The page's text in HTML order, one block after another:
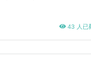
43 人已